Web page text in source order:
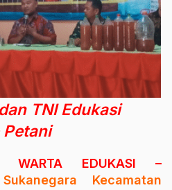
TNI Edukasi
WARTA EDUKASI –
Kecamatan